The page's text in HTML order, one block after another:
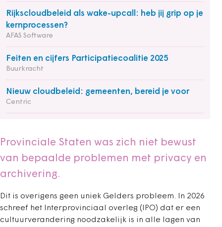
Rijkscloudbeleid als wake-upcall: heb jij grip op je
kernprocessen?
AFAS Software
Feiten en cijfers Participatiecoalitie 2025
Buurkracht
Nieuw cloudbeleid: gemeenten, bereid je voor
Centric
Provinciale Staten was zich niet bewust
van bepaalde problemen met privacy en
archivering.
Dit is overigens geen uniek Gelders probleem. In 2026
schreef het Interprovinciaal overleg (IPO) dat er een
cultuurverandering noodzakelijk is in alle lagen van